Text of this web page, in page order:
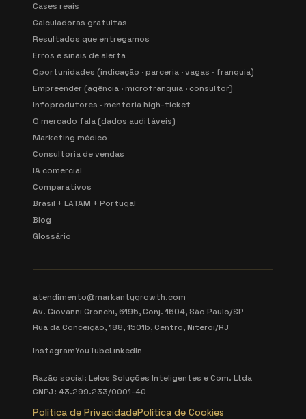
Cases reais
Calculadoras gratuitas
Resultados que entregamos
Erros e sinais de alerta
Oportunidades (indicação · parceria · vagas · franquia)
Empreender (agência · microfranquia · consultor)
Infoprodutores · mentoria high-ticket
O mercado fala (dados auditáveis)
Marketing médico
Consultoria de vendas
IA comercial
Comparativos
Brasil + LATAM + Portugal
Blog
Glossário
atendimento@markantygrowth.com
Av. Giovanni Gronchi, 6195, Conj. 1604, São Paulo/SP
Rua da Conceição, 188, 1501b, Centro, Niterói/RJ
InstagramYouTubeLinkedIn
Razão social: Lelos Soluções Inteligentes e Com. Ltda
CNPJ: 43.299.233/0001-40
Política de PrivacidadePolítica de Cookies